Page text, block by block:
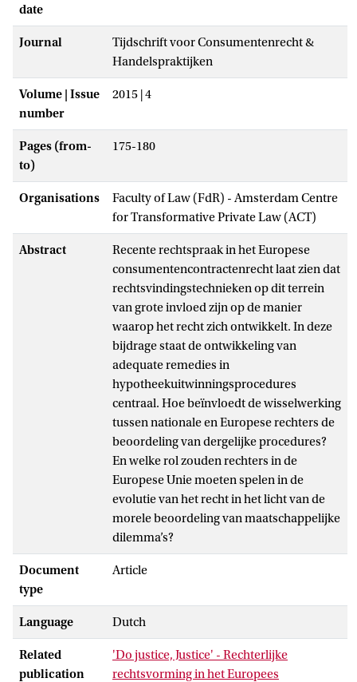
date
Journal
Tijdschrift voor Consumentenrecht &
Handelspraktijken
Volume | Issue
number
2015 | 4
Pages (from-
to)
175-180
Organisations
Faculty of Law (FdR) - Amsterdam Centre
for Transformative Private Law (ACT)
Abstract
Recente rechtspraak in het Europese
consumentencontractenrecht laat zien dat
rechtsvindingstechnieken op dit terrein
van grote invloed zijn op de manier
waarop het recht zich ontwikkelt. In deze
bijdrage staat de ontwikkeling van
adequate remedies in
hypotheekuitwinningsprocedures
centraal. Hoe beïnvloedt de wisselwerking
tussen nationale en Europese rechters de
beoordeling van dergelijke procedures?
En welke rol zouden rechters in de
Europese Unie moeten spelen in de
evolutie van het recht in het licht van de
morele beoordeling van maatschappelijke
dilemma’s?
Document
type
Article
Language Dutch
Related
publication
'Do justice, Justice' - Rechterlijke
rechtsvorming in het Europees